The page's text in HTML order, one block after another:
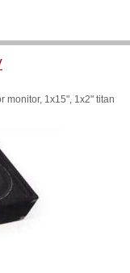
monitor, 1x15", 1x2" titan